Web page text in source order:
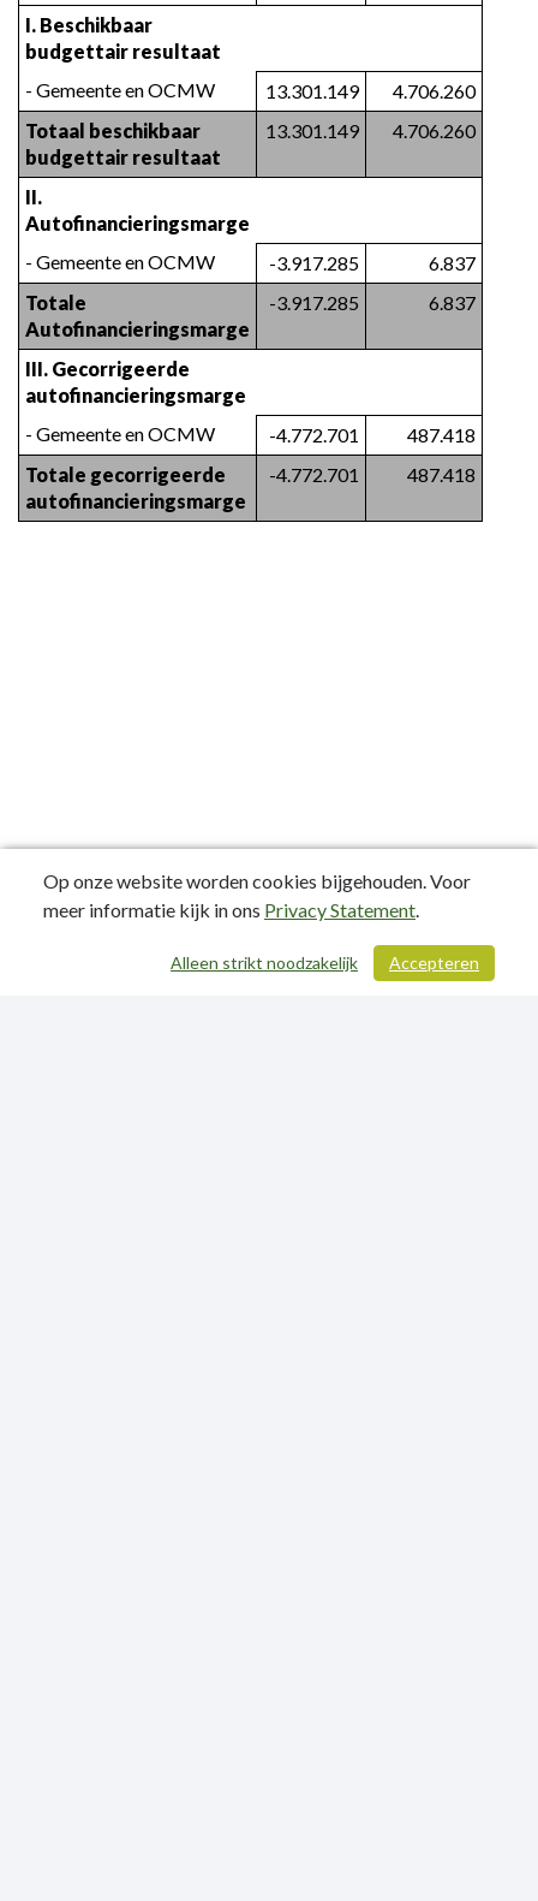
I. Beschikbaar
budgettair resultaat
- Gemeente en OCMW
13.301.149
4.706.260
Totaal beschikbaar
budgettair resultaat
13.301.149 4.706.260
II.
Autofinancieringsmarge
- Gemeente en OCMW
-3.917.285
6.837
Totale
Autofinancieringsmarge
-3.917.285 6.837
III. Gecorrigeerde
autofinancieringsmarge
- Gemeente en OCMW
-4.772.701
487.418
Totale gecorrigeerde
autofinancieringsmarge
-4.772.701 487.418
/ 256
Op onze website worden cookies bijgehouden. Voor
meer informatie kijk in ons Privacy Statement.
Accepteren
Alleen strikt noodzakelijk